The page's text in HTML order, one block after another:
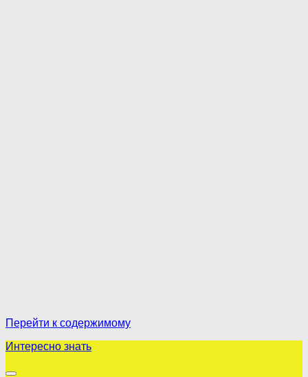
Перейти к содержимому
Интересно знать